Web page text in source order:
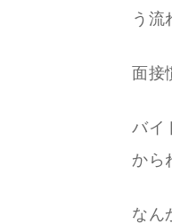
う流
面接
バイ
から
なん